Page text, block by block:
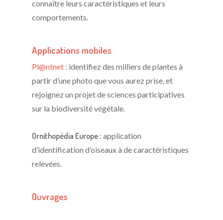
connaître leurs caractéristiques et leurs
comportements.
Applications mobiles
Pl@ntnet : identifiez des milliers de plantes à
partir d’une photo que vous aurez prise, et
rejoignez un projet de sciences participatives
sur la biodiversité végétale.
Ornithopédia Europe : application
d’identification d’oiseaux à de caractéristiques
relevées.
Ouvrages